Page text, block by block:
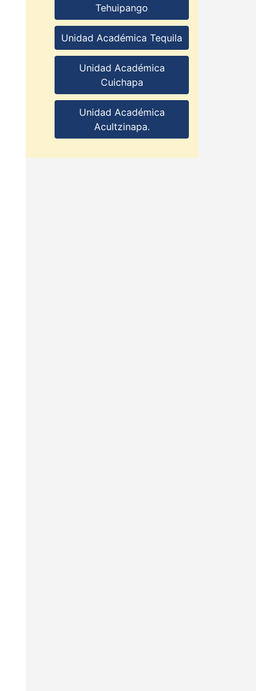
Tehuipango
Unidad Académica Tequila
Unidad Académica
Cuichapa
Unidad Académica
Acultzinapa.